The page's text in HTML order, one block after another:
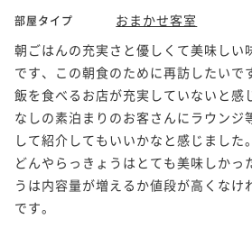
部屋タイプ
おまかせ客室
朝ごはんの充実さと優しくて美味しい
です、この朝食のために再訪したいで
飯を食べるお店が充実していないと感
なしの素泊まりのお客さんにラウンジ
して紹介してもいいかなと感じました
どんやらっきょうはとても美味しかっ
うは内容量が増えるか値段が高くなけ
です。